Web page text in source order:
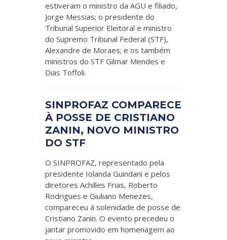
estiveram o ministro da AGU e filiado,
Jorge Messias; o presidente do
Tribunal Superior Eleitoral e ministro
do Supremo Tribunal Federal (STF),
Alexandre de Moraes; e os também
ministros do STF Gilmar Mendes e
Dias Toffoli.
SINPROFAZ COMPARECE
À POSSE DE CRISTIANO
ZANIN, NOVO MINISTRO
DO STF
O SINPROFAZ, representado pela
presidente Iolanda Guindani e pelos
diretores Achilles Frias, Roberto
Rodrigues e Giuliano Menezes,
compareceu à solenidade de posse de
Cristiano Zanin. O evento precedeu o
jantar promovido em homenagem ao